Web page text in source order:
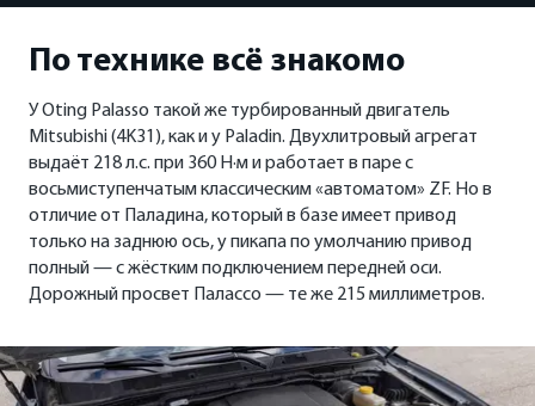
По технике всё знакомо
У Oting Palasso такой же турбированный двигатель
Mitsubishi (4K31), как и у Paladin. Двухлитровый агрегат
выдаёт 218 л.с. при 360 Н·м и работает в паре с
восьмиступенчатым классическим «автоматом» ZF. Но в
отличие от Паладина, который в базе имеет привод
только на заднюю ось, у пикапа по умолчанию привод
полный — с жёстким подключением передней оси.
Дорожный просвет Палассо — те же 215 миллиметров.